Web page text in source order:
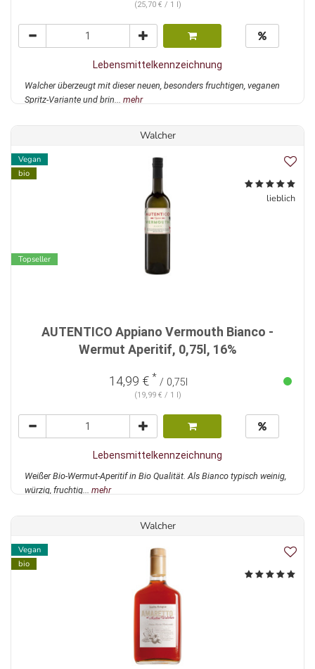
(25,70 € / 1 l)
Lebensmittelkennzeichnung
Walcher überzeugt mit dieser neuen, besonders fruchtigen, veganen
Spritz-Variante und brin... mehr
Walcher
Vegan
bio
Topseller
lieblich
AUTENTICO Appiano Vermouth Bianco -
Wermut Aperitif, 0,75l, 16%
14,99 € * / 0,75l
(19,99 € / 1 l)
Lebensmittelkennzeichnung
Weißer Bio-Wermut-Aperitif in Bio Qualität. Als Bianco typisch weinig,
würzig, fruchtig... mehr
Walcher
Vegan
bio